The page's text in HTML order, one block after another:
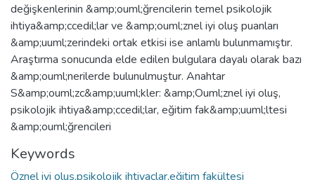
değişkenlerinin &amp;ouml;ğrencilerin temel psikolojik
ihtiya&amp;ccedil;lar ve &amp;ouml;znel iyi oluş puanları
&amp;uuml;zerindeki ortak etkisi ise anlamlı bulunmamıştır.
Araştırma sonucunda elde edilen bulgulara dayalı olarak bazı
&amp;ouml;nerilerde bulunulmuştur. Anahtar
S&amp;ouml;zc&amp;uuml;kler: &amp;Ouml;znel iyi oluş,
psikolojik ihtiya&amp;ccedil;lar, eğitim fak&amp;uuml;ltesi
&amp;ouml;ğrencileri
Keywords
Öznel iyi oluş,psikolojik ihtiyaçlar,eğitim fakültesi